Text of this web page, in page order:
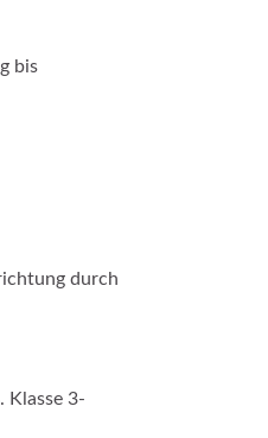
bis
durch
Klasse 3-